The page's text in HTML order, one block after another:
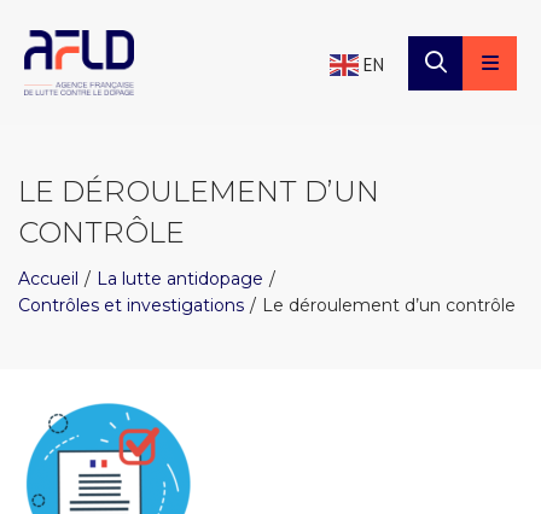
EN
LE DÉROULEMENT D’UN
CONTRÔLE
Accueil
La lutte antidopage
Contrôles et investigations
Le déroulement d’un contrôle